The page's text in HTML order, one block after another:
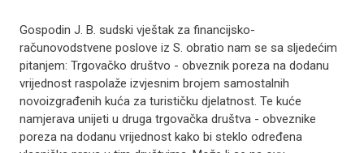
Gospodin J. B. sudski vještak za financijsko-
računovodstvene poslove iz S. obratio nam se sa sljedećim
pitanjem: Trgovačko društvo - obveznik poreza na dodanu
vrijednost raspolaže izvjesnim brojem samostalnih
novoizgrađenih kuća za turističku djelatnost. Te kuće
namjerava unijeti u druga trgovačka društva - obveznike
poreza na dodanu vrijednost kako bi steklo određena